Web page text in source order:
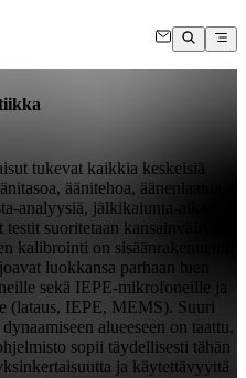
tukevat kaikkia keskeisiä
äänitehoa, äänenlaatua,
analyysiä, jälkikaiunta-aikaa
suoritetaan kansainvälisten
kalibrointi on sisäänrakennettu.
luokkansa parhaan tuen
sekä IEPE-mikrofoneille ja
(lataus, IEPE, MEMS). Suuri
alueeseen on taattu.
sopii täydellisesti tähän
ja käytettävyyttä